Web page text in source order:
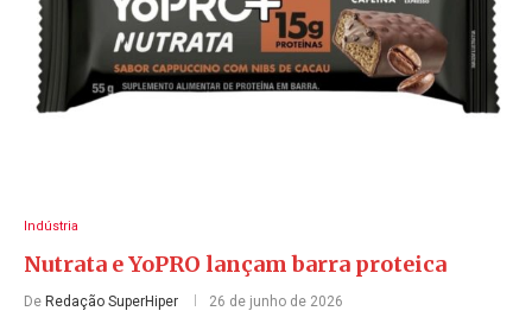
Indústria
Nutrata e YoPRO lançam barra proteica
De Redação SuperHiper 26 de junho de 2026